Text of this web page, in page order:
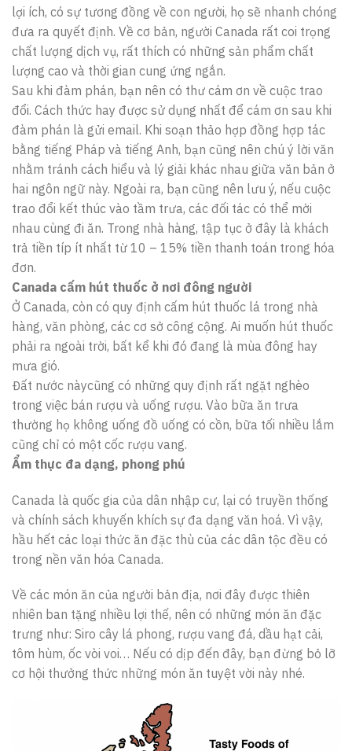
lợi ích, có sự tương đồng về con người, họ sẽ nhanh chóng
đưa ra quyết định. Về cơ bản, người Canada rất coi trọng
chất lượng dịch vụ, rất thích có những sản phẩm chất
lượng cao và thời gian cung ứng ngắn.
Sau khi đàm phán, bạn nên có thư cám ơn về cuộc trao
đổi. Cách thức hay được sử dụng nhất để cám ơn sau khi
đàm phán là gửi email. Khi soạn thảo hợp đồng hợp tác
bằng tiếng Pháp và tiếng Anh, bạn cũng nên chú ý lời văn
nhằm tránh cách hiểu và lý giải khác nhau giữa văn bản ở
hai ngôn ngữ này. Ngoài ra, bạn cũng nên lưu ý, nếu cuộc
trao đổi kết thúc vào tầm trưa, các đối tác có thể mời
nhau cùng đi ăn. Trong nhà hàng, tập tục ở đây là khách
trả tiền típ ít nhất từ 10 – 15% tiền thanh toán trong hóa
đơn.
Canada cấm hút thuốc ở nơi đông người
Ở Canada, còn có quy định cấm hút thuốc lá trong nhà
hàng, văn phòng, các cơ sở công cộng. Ai muốn hút thuốc
phải ra ngoài trời, bất kể khi đó đang là mùa đông hay
mưa gió.
Đất nước nàycũng có những quy định rất ngặt nghèo
trong việc bán rượu và uống rượu. Vào bữa ăn trưa
thường họ không uống đồ uống có cồn, bữa tối nhiều lắm
cũng chỉ có một cốc rượu vang.
Ẩm thực đa dạng, phong phú
Canada là quốc gia của dân nhập cư, lại có truyền thống
và chính sách khuyến khích sự đa dạng văn hoá. Vì vậy,
hầu hết các loại thức ăn đặc thù của các dân tộc đều có
trong nền văn hóa Canada.
Về các món ăn của người bản địa, nơi đây được thiên
nhiên ban tặng nhiều lợi thế, nên có những món ăn đặc
trưng như: Siro cây lá phong, rượu vang đá, dầu hạt cải,
tôm hùm, ốc vòi voi… Nếu có dịp đến đây, bạn đừng bỏ lỡ
cơ hội thưởng thức những món ăn tuyệt vời này nhé.